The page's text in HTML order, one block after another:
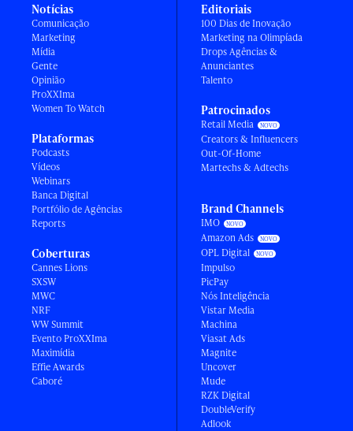
Notícias
Comunicação
Marketing
Mídia
Gente
Opinião
ProXXIma
Women To Watch
Plataformas
Podcasts
Vídeos
Webinars
Banca Digital
Portfólio de Agências
Reports
Coberturas
Cannes Lions
SXSW
MWC
NRF
WW Summit
Evento ProXXIma
Maximídia
Effie Awards
Caboré
Editoriais
100 Dias de Inovação
Marketing na Olimpíada
Drops Agências &
Anunciantes
Talento
Patrocinados
Retail Media
Creators & Influencers
Out-Of-Home
Martechs & Adtechs
Brand Channels
IMO
Amazon Ads
OPL Digital
Impulso
PicPay
Nós Inteligência
Vistar Media
Machina
Viasat Ads
Magnite
Uncover
Mude
RZK Digital
DoubleVerify
Adlook